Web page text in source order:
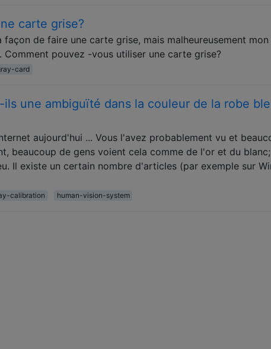
carte grise?
de faire une carte grise, mais malheureusement mon
Comment pouvez -vous utiliser une carte grise?
card
une ambiguïté dans la couleur de la robe
aujourd'hui ... Vous l'avez probablement vu et
beaucoup de gens voient cela comme de l'or et du
Il existe un certain nombre d'articles (par exemple sur
calibration human-vision-system